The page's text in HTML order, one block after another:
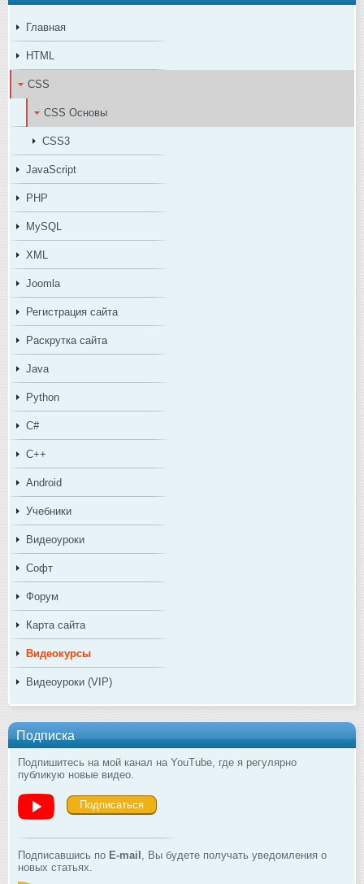
Главная
HTML
CSS
CSS Основы
CSS3
JavaScript
PHP
MySQL
XML
Joomla
Регистрация сайта
Раскрутка сайта
Java
Python
C#
C++
Android
Учебники
Видеоуроки
Софт
Форум
Карта сайта
Видеокурсы
Видеоуроки (VIP)
Подписка
Подпишитесь на мой канал на YouTube, где я регулярно
публикую новые видео.
Подписаться
Подписавшись по E-mail , Вы будете получать уведомления о
новых статьях.